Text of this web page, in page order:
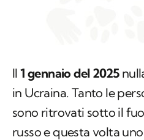
Il1 gennaio del 2025
in Ucraina. Tanto le
sono ritrovati sotto il
russo e questa volta